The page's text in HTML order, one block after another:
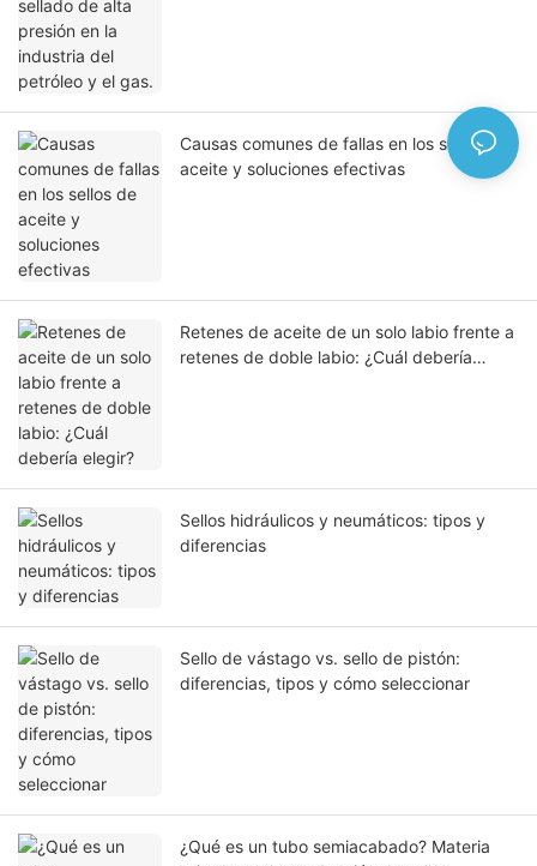
Causas comunes de fallas en los sellos de
aceite y soluciones efectivas
Retenes de aceite de un solo labio frente a
retenes de doble labio: ¿Cuál debería
Sellos hidráulicos y neumáticos: tipos y
diferencias
Sello de vástago vs. sello de pistón:
diferencias, tipos y cómo seleccionar
¿Qué es un tubo semiacabado? Materia